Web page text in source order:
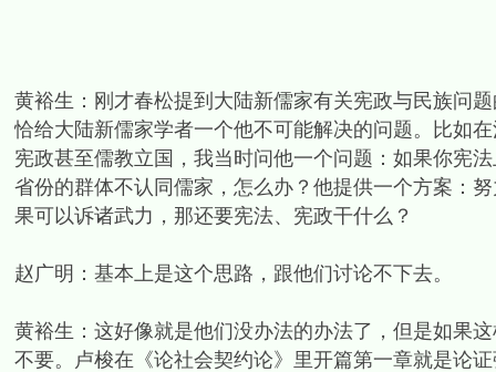
黄裕生：刚才春松提到大陆新儒家有关宪政与民族问
恰给大陆新儒家学者一个他不可能解决的问题。比如
宪政甚至儒教立国，我当时问他一个问题：如果你宪
省份的群体不认同儒家，怎么办？他提供一个方案：
果可以诉诸武力，那还要宪法、宪政干什么？
赵广明：基本上是这个思路，跟他们讨论不下去。
黄裕生：这好像就是他们没办法的办法了，但是如果
不要。卢梭在《论社会契约论》里开篇第一章就是论